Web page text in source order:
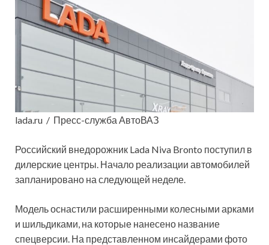
lada.ru / Пресс-служба АвтоВАЗ
Российский внедорожник Lada Niva Bronto поступил в
дилерские центры. Начало реализации автомобилей
запланировано на следующей неделе.
Модель оснастили расширенными колесными арками
и шильдиками, на которые нанесено название
спецверсии. На представленном инсайдерами фото